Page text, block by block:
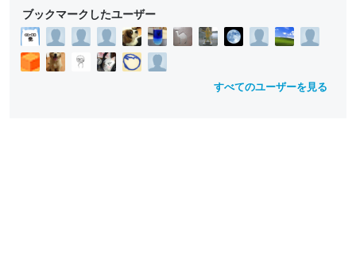
ブックマークしたユーザー
すべてのユーザーを見る